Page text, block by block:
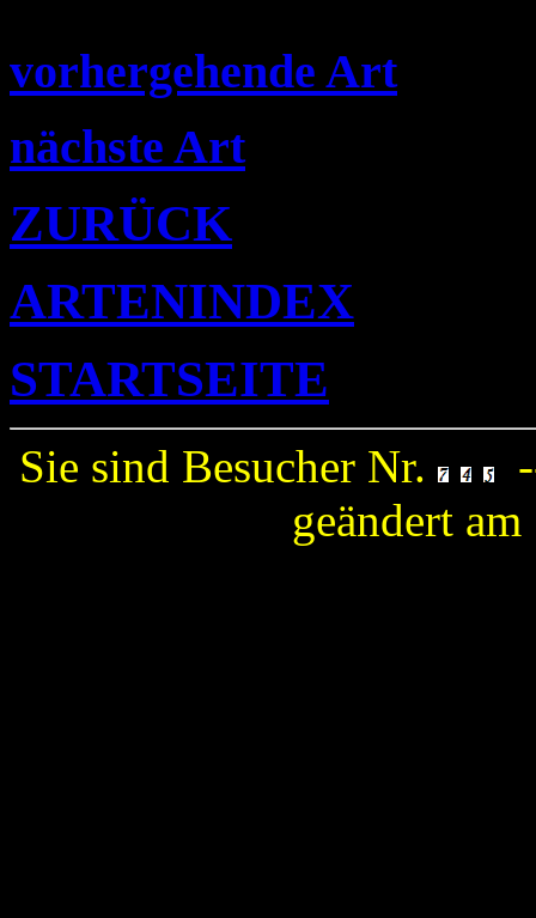
vorhergehende Art
nächste Art
ZURÜCK
ARTENINDEX
STARTSEITE
Sie sind Besucher Nr.
geändert